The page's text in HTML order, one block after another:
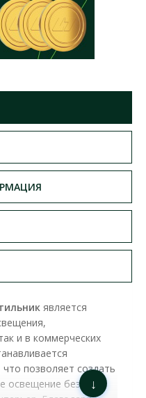
является
и в коммерческих
позволяет создать
освещение без
↓